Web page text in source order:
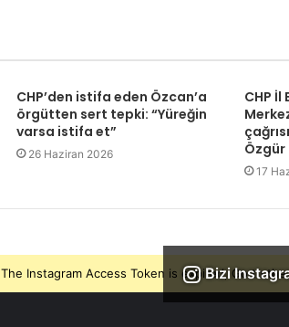
CHP’den istifa eden Özcan’a
örgütten sert tepki: “Yüreğin
varsa istifa et”
26 Haziran 2026
CHP
Özgür
17
Bizi
The Instagram Access Token is expired, Go to